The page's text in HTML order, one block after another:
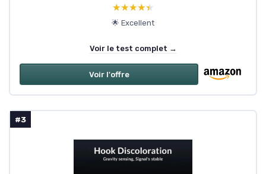
★★★★★
★★★★★
🌟 Excellent
Voir le test complet →
Voir l'offre
#3